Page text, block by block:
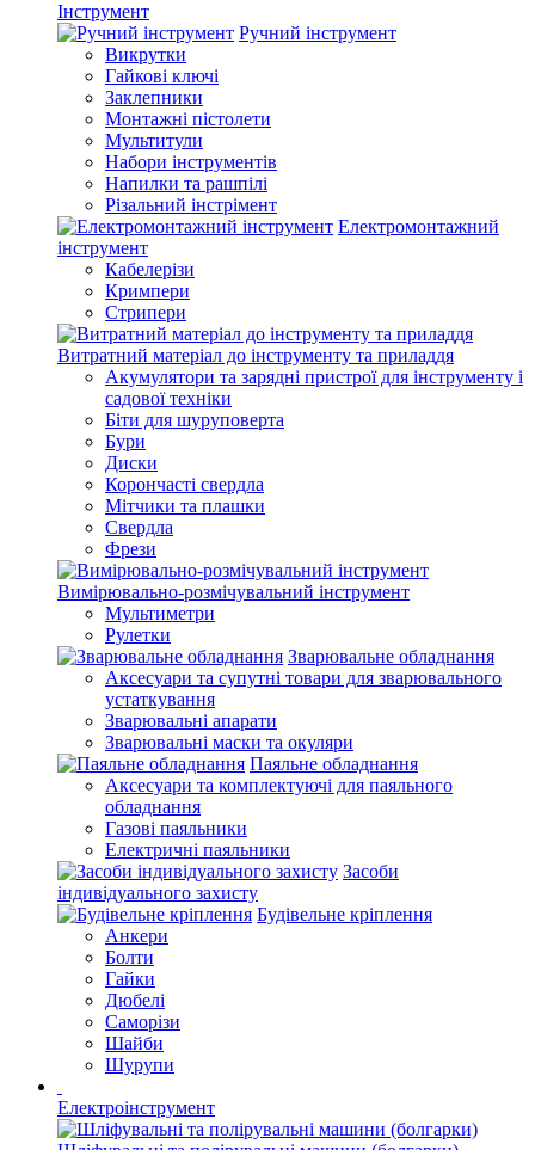
Інструмент
Ручний інструмент
Викрутки
Гайкові ключі
Заклепники
Монтажні пістолети
Мультитули
Набори інструментів
Напилки та рашпілі
Різальний інстрімент
Електромонтажний
інструмент
Кабелерізи
Кримпери
Стрипери
Витратний матеріал до інструменту та приладдя
Акумулятори та зарядні пристрої для інструменту і
садової техніки
Біти для шуруповерта
Бури
Диски
Корончасті свердла
Мітчики та плашки
Свердла
Фрези
Вимірювально-розмічувальний інструмент
Мультиметри
Рулетки
Зварювальне обладнання
Аксесуари та супутні товари для зварювального
устаткування
Зварювальні апарати
Зварювальні маски та окуляри
Паяльне обладнання
Аксесуари та комплектуючі для паяльного
обладнання
Газові паяльники
Електричні паяльники
Засоби
індивідуального захисту
Будівельне кріплення
Анкери
Болти
Гайки
Дюбелі
Саморізи
Шайби
Шурупи
Електроінструмент